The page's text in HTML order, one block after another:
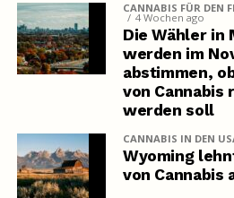
CANNABIS FÜR DEN
4 Wochen ago
Die Wähler in
werden im
abstimmen,
von Cannabis
werden soll
CANNABIS IN DEN
Wyoming
von Cannabis